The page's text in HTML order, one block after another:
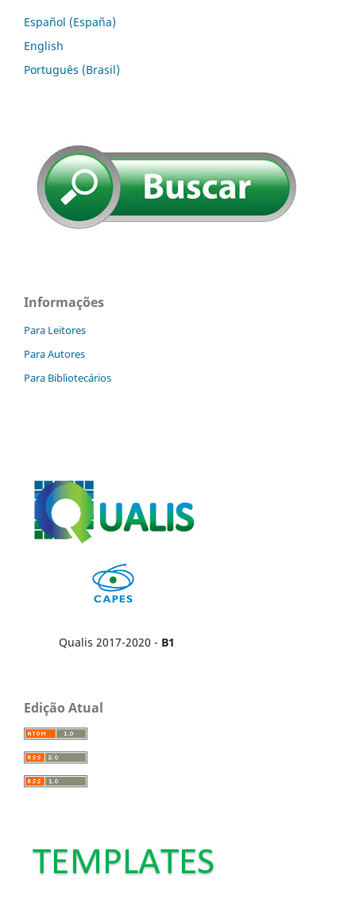
Español (España)
English
Português (Brasil)
Informações
Para Leitores
Para Autores
Para Bibliotecários
Qualis 2017-2020 - B1
Edição Atual